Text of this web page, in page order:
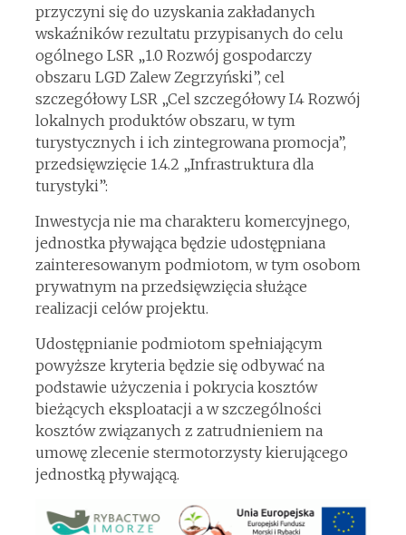
przyczyni się do uzyskania zakładanych
wskaźników rezultatu przypisanych do celu
ogólnego LSR „1.0 Rozwój gospodarczy
obszaru LGD Zalew Zegrzyński”, cel
szczegółowy LSR „Cel szczegółowy I.4 Rozwój
lokalnych produktów obszaru, w tym
turystycznych i ich zintegrowana promocja”,
przedsięwzięcie 1.4.2 „Infrastruktura dla
turystyki”:
Inwestycja nie ma charakteru komercyjnego,
jednostka pływająca będzie udostępniana
zainteresowanym podmiotom, w tym osobom
prywatnym na przedsięwzięcia służące
realizacji celów projektu.
Udostępnianie podmiotom spełniającym
powyższe kryteria będzie się odbywać na
podstawie użyczenia i pokrycia kosztów
bieżących eksploatacji a w szczególności
kosztów związanych z zatrudnieniem na
umowę zlecenie stermotorzysty kierującego
jednostką pływającą.